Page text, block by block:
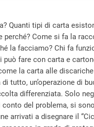
Quanti tipi di carta
perché? Come si fa la
la facciamo? Chi fa
può fare con carta e
la carta alle
tutto, un’operazione di
differenziata. Solo
del problema, si
arrivati a disegnare il